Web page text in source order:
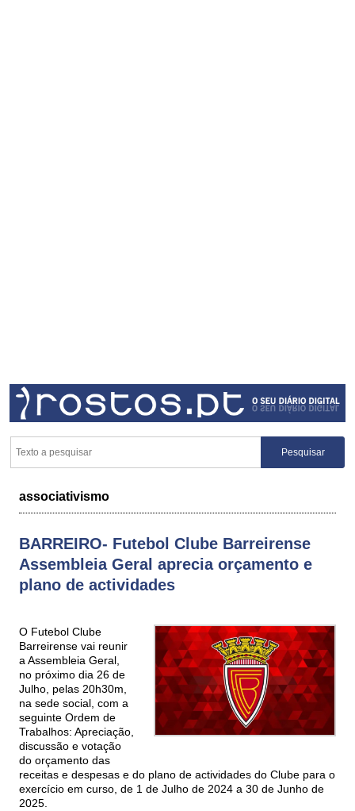
associativismo
BARREIRO- Futebol Clube Barreirense
Assembleia Geral aprecia orçamento e
plano de actividades
O Futebol Clube
Barreirense vai reunir
a Assembleia Geral,
no próximo dia 26 de
Julho, pelas 20h30m,
na sede social, com a
seguinte Ordem de
Trabalhos: Apreciação,
discussão e votação
do orçamento das
receitas e despesas e do plano de actividades do Clube para o
exercício em curso, de 1 de Julho de 2024 a 30 de Junho de
2025.